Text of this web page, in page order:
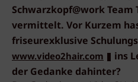
Schwarzkopf@work Team
vermittelt. Vor Kurzem
friseurexklusive
www.video2hair.com
ins
der Gedanke dahinter?